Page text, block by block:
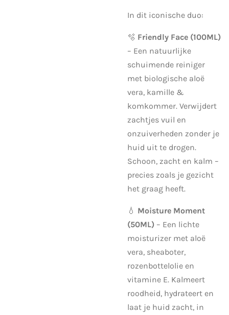
In dit iconische duo:
🫧 Friendly Face (100ML)
– Een natuurlijke
schuimende reiniger
met biologische aloë
vera, kamille &
komkommer. Verwijdert
zachtjes vuil en
onzuiverheden zonder je
huid uit te drogen.
Schoon, zacht en kalm –
precies zoals je gezicht
het graag heeft.
💧 Moisture Moment
(50ML) – Een lichte
moisturizer met aloë
vera, sheaboter,
rozenbottelolie en
vitamine E. Kalmeert
roodheid, hydrateert en
laat je huid zacht, in